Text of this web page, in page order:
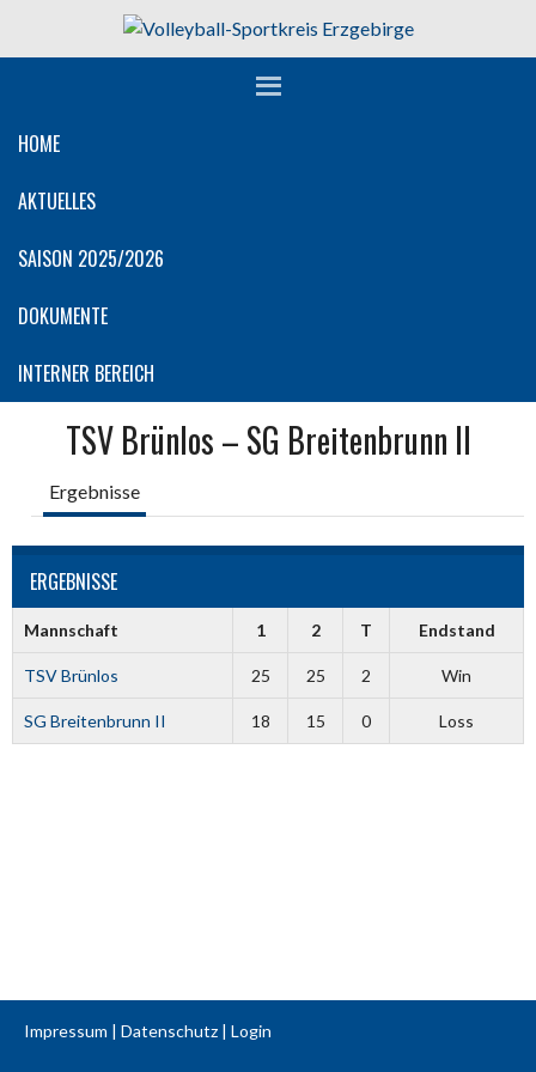
HOME
AKTUELLES
SAISON 2025/2026
DOKUMENTE
INTERNER BEREICH
TSV Brünlos – SG Breitenbrunn II
Ergebnisse
ERGEBNISSE
Mannschaft 1 2 T Endstand
TSV Brünlos 25 25 2 Win
SG Breitenbrunn II 18 15 0 Loss
Impressum | Datenschutz | Login